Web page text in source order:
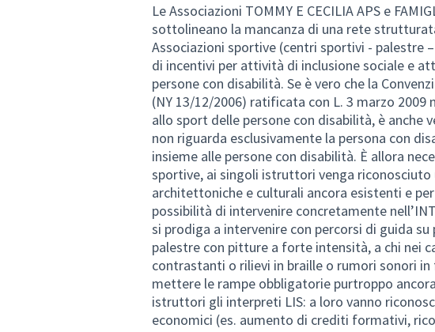
Le Associazioni TOMMY E CECILIA APS e
sottolineano la mancanza di una rete
Associazioni sportive (centri sportivi - palestre
di incentivi per attività di inclusione sociale e
persone con disabilità. Se è vero che la
(NY 13/12/2006) ratificata con L. 3 marzo
allo sport delle persone con disabilità, è anche
non riguarda esclusivamente la persona con
insieme alle persone con disabilità. È allora
sportive, ai singoli istruttori venga
architettoniche e culturali ancora esistenti e
possibilità di intervenire concretamente
si prodiga a intervenire con percorsi di guida
palestre con pitture a forte intensità, a chi nei
contrastanti o rilievi in braille o rumori sonori
mettere le rampe obbligatorie purtroppo
istruttori gli interpreti LIS: a loro vanno
economici (es. aumento di crediti formativi,